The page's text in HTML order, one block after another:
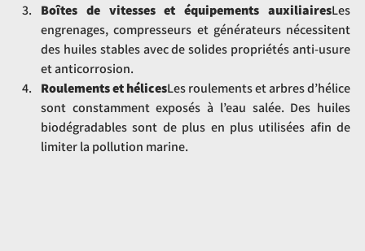
Boîtes de vitesses et équipements auxiliairesLes
engrenages, compresseurs et générateurs nécessitent
des huiles stables avec de solides propriétés anti-usure
et anticorrosion.
Roulements et hélicesLes roulements et arbres d’hélice
sont constamment exposés à l’eau salée. Des huiles
biodégradables sont de plus en plus utilisées afin de
limiter la pollution marine.